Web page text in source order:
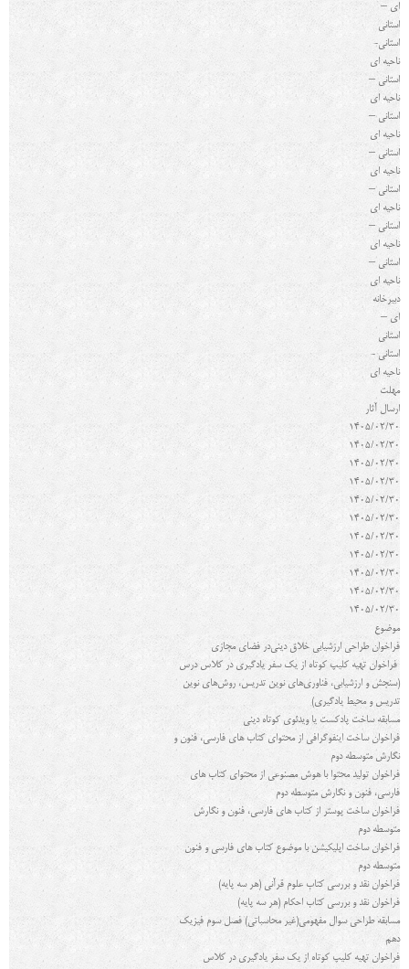
ای –
استانی
استانی-
ناحیه ای
استانی –
ناحیه ای
استانی –
ناحیه ای
استانی –
ناحیه ای
استانی –
ناحیه ای
استانی –
ناحیه ای
استانی –
ناحیه ای
دبیرخانه
ای –
استانی
استانی -
ناحیه ای
مهلت
ارسال آثار
1405/02/30
1405/02/30
1405/02/30
1405/02/30
1405/02/30
1405/02/30
1405/02/30
1405/02/30
1405/02/30
1405/02/30
1405/02/30
موضوع
فراخوان طراحی ارزشیابی خلاق دینیدر فضای مجازی
فراخوان تهیه کلیپ کوتاه از یک سفر یادگیری در کلاس درس
(سنجش و ارزشیابی، فناوری‌های نوین تدریس، روش‌های نوین
تدریس و محیط یادگیری)
مسابقه ساخت پادکست یا ویدئوی کوتاه دینی
فراخوان ساخت اینفوگرافی از محتوای کتاب های فارسی، فنون و
نگارش متوسطه دوم
فراخوان تولید محتوا با هوش مصنوعی از محتوای کتاب های
فارسی، فنون و نگارش متوسطه دوم
فراخوان ساخت پوستر از کتاب های فارسی، فنون و نگارش
متوسطه دوم
فراخوان ساخت اپلیکیشن با موضوع کتاب های فارسی و فنون
متوسطه دوم
فراخوان نقد و بررسی کتاب علوم قرآنی (هر سه پایه)
فراخوان نقد و بررسی کتاب احکام (هر سه پایه)
مسابقه طراحی سوال مفهومی(غیر محاسباتی) فصل سوم فیزیک
دهم
فراخوان تهیه کلیپ کوتاه از یک سفر یادگیری در کلاس